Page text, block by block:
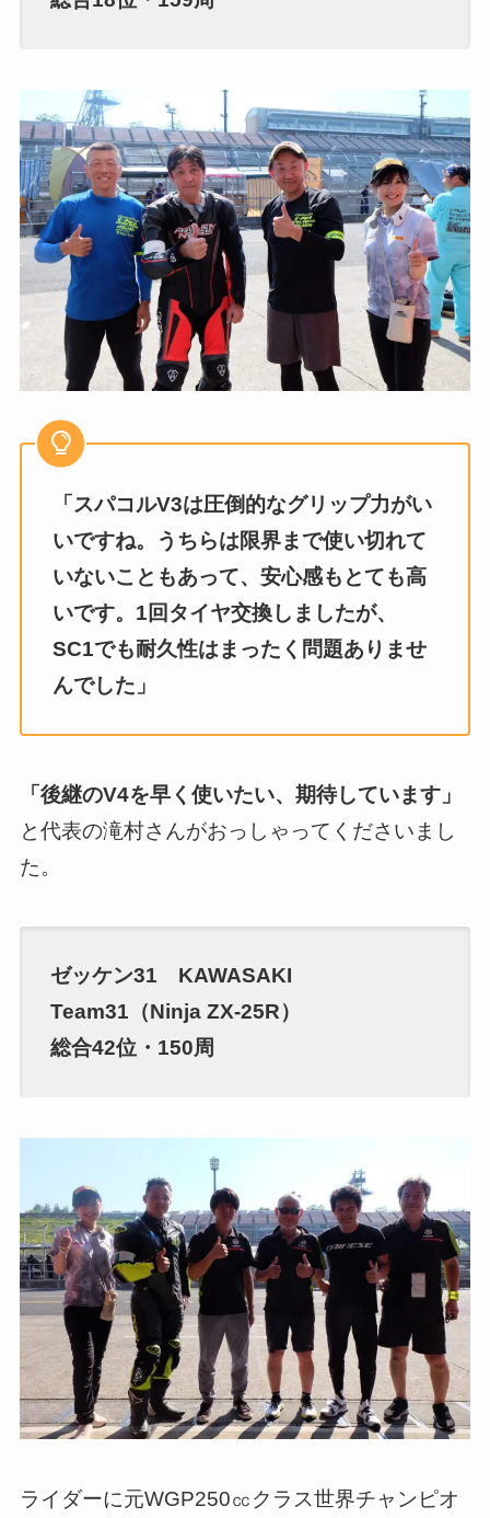
「スパコルV3は圧倒的なグリップ力がい
いですね。うちらは限界まで使い切れて
いないこともあって、安心感もとても高
いです。1回タイヤ交換しましたが、
SC1でも耐久性はまったく問題ありませ
んでした」
「後継のV4を早く使いたい、期待しています」
と代表の滝村さんがおっしゃってくださいまし
た。
ゼッケン31 KAWASAKI
Team31（Ninja ZX-25R）
総合42位・150周
ライダーに元WGP250㏄クラス世界チャンピオ